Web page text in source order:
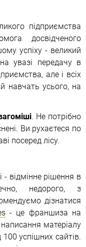
підприємства
досвідченого
успіху - великий
увазі передачу в
але і всіх
навчать усього, на
. Не потрібно
Ви рухаєтеся по
посеред лісу.
відмінне рішення в
недорого, з
дізнатися
- це франшиза на
матеріалу
успішних сайтів.